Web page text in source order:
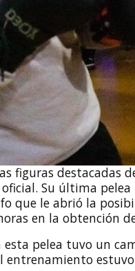
figuras destacadas
Su última
que le abrió la
en la obtención
esta pelea tuvo un
entrenamiento